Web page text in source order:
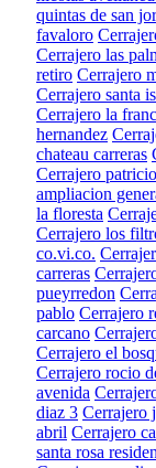
quintas de san
favaloro
Cerrajero las
retiro Cerrajero
Cerrajero santa
Cerrajero la
hernandez
chateau carreras
Cerrajero
ampliacion
la floresta
Cerrajero los
co.vi.co.
carreras
pueyrredon
pablo Cerrajero
carcano
Cerrajero el
Cerrajero rocio
avenida
diaz 3 Cerrajero
abril Cerrajero
santa rosa